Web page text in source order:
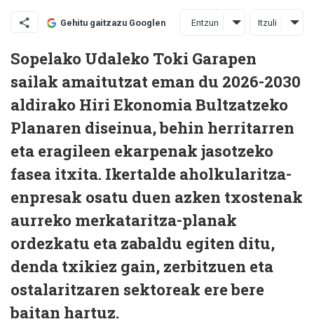
Gehitu gaitzazu Googlen Entzun Itzuli
Sopelako Udaleko Toki Garapen
sailak amaitutzat eman du 2026-2030
aldirako Hiri Ekonomia Bultzatzeko
Planaren diseinua, behin herritarren
eta eragileen ekarpenak jasotzeko
fasea itxita. Ikertalde aholkularitza-
enpresak osatu duen azken txostenak
aurreko merkataritza-planak
ordezkatu eta zabaldu egiten ditu,
denda txikiez gain, zerbitzuen eta
ostalaritzaren sektoreak ere bere
baitan hartuz.